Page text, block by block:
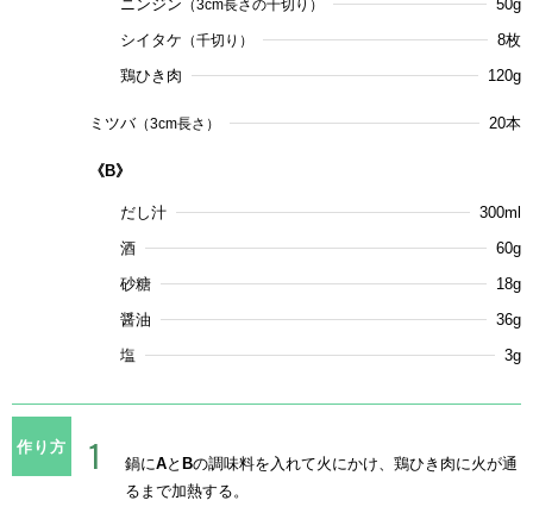
ニンジン （3cm長さの千切り）
50g
シイタケ （千切り）
8枚
鶏ひき肉
120g
ミツバ（3cm長さ） 20本
《B》
だし汁
300ml
酒
60g
砂糖
18g
醤油
36g
塩
3g
作り方
鍋にAと Bの調味料を入れて火にかけ、鶏ひき肉に火が通
るまで加熱する。